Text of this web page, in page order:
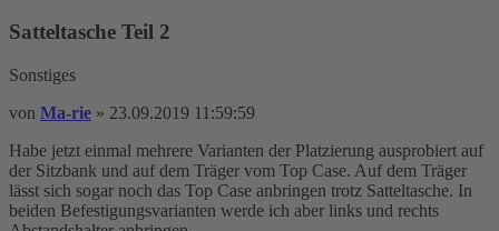
Satteltasche Teil 2
Sonstiges
von Ma-rie » 23.09.2019 11:59:59
Habe jetzt einmal mehrere Varianten der Platzierung ausprobiert auf
der Sitzbank und auf dem Träger vom Top Case. Auf dem Träger
lässt sich sogar noch das Top Case anbringen trotz Satteltasche. In
beiden Befestigungsvarianten werde ich aber links und rechts